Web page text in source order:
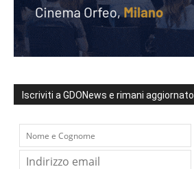
Iscriviti a GDONews e rimani aggiornato